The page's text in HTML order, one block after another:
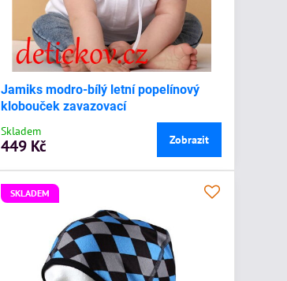
Jamiks modro-bílý letní popelínový
klobouček zavazovací
Skladem
449 Kč Zobrazit
SKLADEM